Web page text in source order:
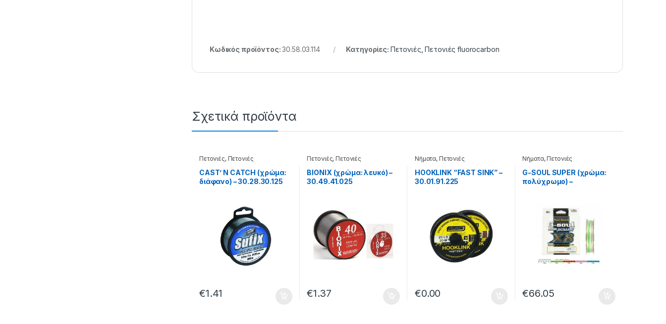
Κωδικός προϊόντος:30.58.03.114 Κατηγορίες: Πετονιές ,Πετονιές fluorocarbon
Σχετικά προϊόντα
Πετονιές, Πετονιές
CAST’ N CATCH (χρώμα:
διάφανο) – 30.28.30.125
€1.41
Πετονιές,Πετονιές
BIONIX (χρώμα: λευκό) –
30.49.41.025
€1.37
Νήματα, Πετονιές
HOOKLINK “FAST SINK” –
30.01.91.225
€0.00
Νήματα,Πετονιές
G-SOUL SUPER (χρώμα:
πολύχρωμο) –
€66.05